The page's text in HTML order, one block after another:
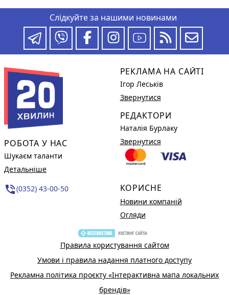
Слідкуйте за нашими новинами
РОБОТА У НАС
Шукаєм таланти
Детальніше
phone_in_talk(0352) 43-00-50
РЕКЛАМА НА САЙТІ
Ігор Леськів
Звернутися
РЕДАКТОРИ
Наталія Бурлаку
Звернутися
КОРИСНЕ
Новини компаній
Огляди
Правила користування сайтом
Умови і правила надання платного доступу
Рекламна політика проєкту «Інтерактивна мапа локальних
брендів»